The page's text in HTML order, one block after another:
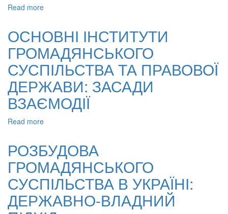
Read more
І
СВОБОД
ЛЮДИНИ
ТА
ГРОМАДЯНИНА
НА
ЕТАПІ
ФОРМУВАННЯ
ОСНОВНІ ІНСТИТУТИ
ГРОМАДЯНСЬКОГО
СУСПІЛЬСТВА ТА ПРАВОВОЇ
ДЕРЖАВИ: ЗАСАДИ
ВЗАЄМОДІЇ
Read more
ГРОМАДЯНСЬКОГО
СУСПІЛЬСТВА
ТА
ПРАВОВОЇ
ДЕРЖАВИ:
ЗАСАДИ
РОЗБУДОВА
ГРОМАДЯНСЬКОГО
СУСПІЛЬСТВА В УКРАЇНІ:
ДЕРЖАВНО-ВЛАДНИЙ